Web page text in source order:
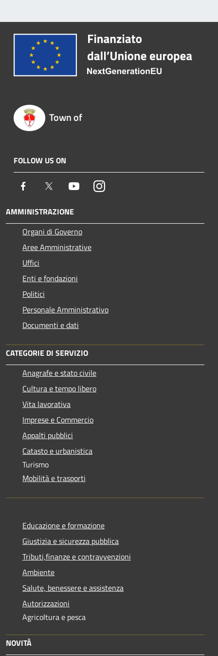
Town of
FOLLOW US ON
Facebook Twitter YoutubeInstagram
AMMINISTRAZIONE
Organi di Governo
Aree Amministrative
Uffici
Enti e fondazioni
Politici
Personale Amministrativo
Documenti e dati
CATEGORIE DI SERVIZIO
Anagrafe e stato civile
Cultura e tempo libero
Vita lavorativa
Imprese e Commercio
Appalti pubblici
Catasto e urbanistica
Turismo
Mobilità e trasporti
Educazione e formazione
Giustizia e sicurezza pubblica
Tributi,finanze e contravvenzioni
Ambiente
Salute, benessere e assistenza
Autorizzazioni
Agricoltura e pesca
NOVITÀ